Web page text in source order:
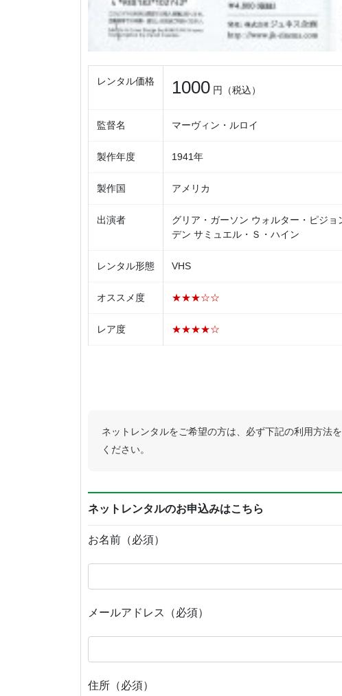
レンタル価格 1000 円（税込）
監督名 マーヴィン・ルロイ
製作年度 1941年
製作国 アメリカ
出演者
グリア・ガーソン ウォルター・ピジ
デン サミュエル・Ｓ・ハイン
レンタル形態 VHS
オススメ度 ★★★☆☆
レア度 ★★★★☆
ネットレンタルをご希望の方は、必ず下記の利用方法
ください。
ネットレンタルのお申込みはこちら
お名前（必須）
メールアドレス（必須）
住所（必須）